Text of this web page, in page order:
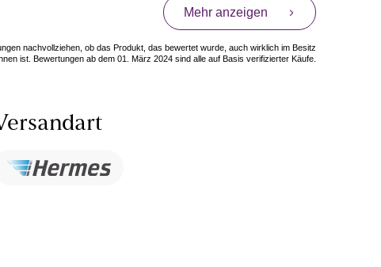
Mehr anzeigen
nachvollziehen, ob das Produkt, das bewertet wurde, auch wirklich im Besitz
ist. Bewertungen ab dem 01. März 2024 sind alle auf Basis verifizierter Käufe.